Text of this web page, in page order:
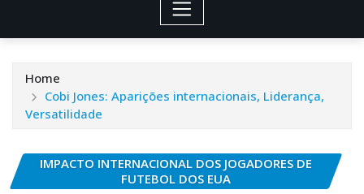
Home
Cobi Jones: Aparições internacionais, Liderança,
Versatilidade
IMPACTO INTERNACIONAL DOS JOGADORES DE
FUTEBOL DOS EUA